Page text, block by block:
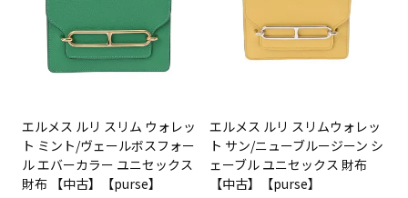
エルメス ルリ スリム ウォレッ
ト ミント/ヴェールボスフォー
ル エバーカラー ユニセックス
財布 【中古】【purse】
エルメス ルリ スリムウォレッ
ト サン/ニューブルージーン シ
ェーブル ユニセックス 財布
【中古】【purse】